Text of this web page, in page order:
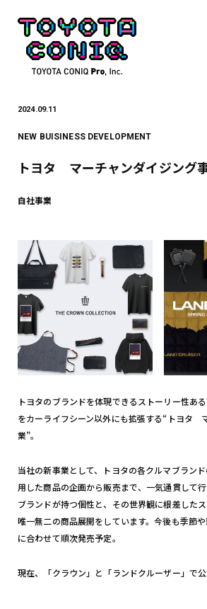
2024.09.11
NEW BUISINESS DEVELOPMENT
トヨタ マーチャンダイジング
自社事業
トヨタのブランドを体現できるストーリー性あ
をカーライフシーン以外にも拡張する“トヨタ
業”。
当社の新事業として、トヨタの各クルマブラン
用した商品の企画から販売まで、一気通貫して
ブランドが持つ個性と、その世界観に根差したス
唯一無二の商品展開をしています。今後も季節
に合わせて順次発売予定。
現在、「クラウン」と「ランドクルーザー」で